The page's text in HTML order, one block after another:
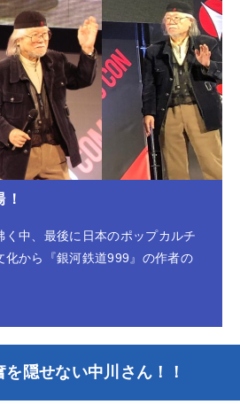
く中、最後に日本のポップカルチ
化から『銀河鉄道999』の作者の
を隠せない中川さん！！